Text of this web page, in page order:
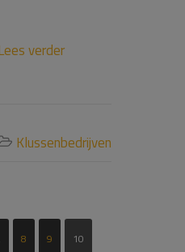
verder
Klussenbedrijven
8 9 10